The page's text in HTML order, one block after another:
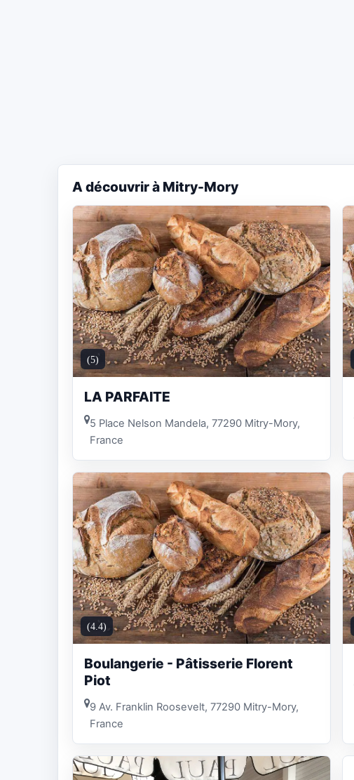
A découvrir à Mitry-Mory
(5)
LA PARFAITE
5 Place Nelson Mandela, 77290 Mitry-Mory,
France
(4.4)
Boulangerie - Pâtisserie Florent
Piot
9 Av. Franklin Roosevelt, 77290 Mitry-Mory,
France